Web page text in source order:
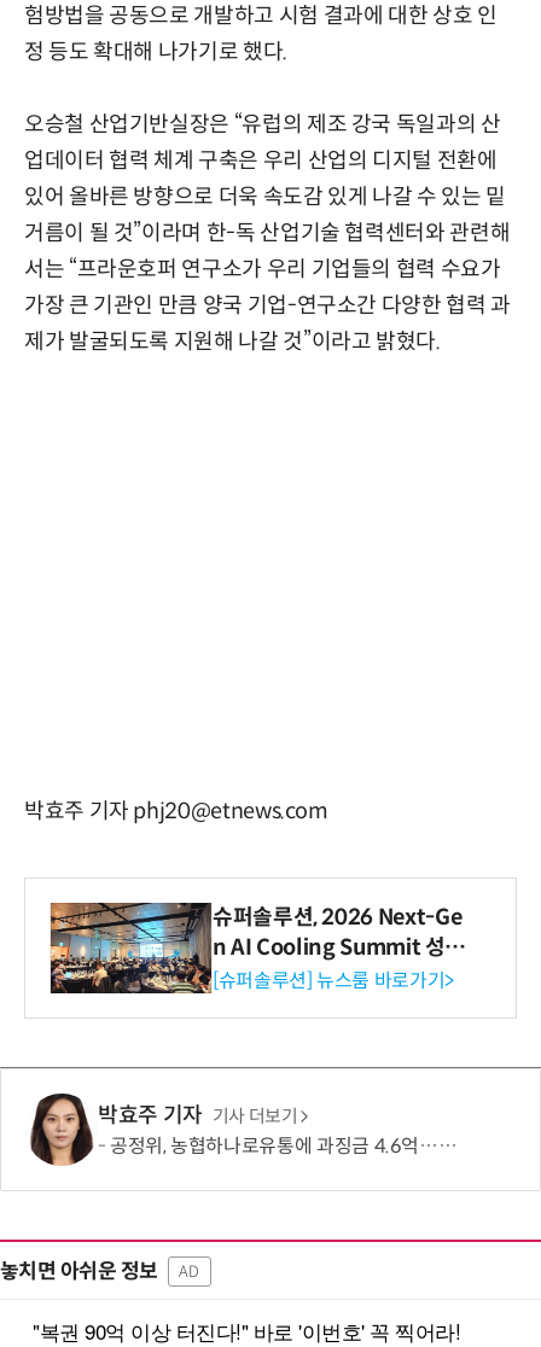
험방법을 공동으로 개발하고 시험 결과에 대한 상호 인
정 등도 확대해 나가기로 했다.
오승철 산업기반실장은 “유럽의 제조 강국 독일과의 산
업데이터 협력 체계 구축은 우리 산업의 디지털 전환에
있어 올바른 방향으로 더욱 속도감 있게 나갈 수 있는 밑
거름이 될 것”이라며 한-독 산업기술 협력센터와 관련해
서는 “프라운호퍼 연구소가 우리 기업들의 협력 수요가
가장 큰 기관인 만큼 양국 기업-연구소간 다양한 협력 과
제가 발굴되도록 지원해 나갈 것”이라고 밝혔다.
박효주 기자 phj20@etnews.com
슈퍼솔루션, 2026 Next-Ge
n AI Cooling Summit 성황
리 성료
[슈퍼솔루션] 뉴스룸 바로가기>
박효주 기자 기사 더보기
공정위, 농협하나로유통에 과징금 4.6억…계약서 늑장 교부·장려금 부당 수취
놓치면 아쉬운 정보 AD